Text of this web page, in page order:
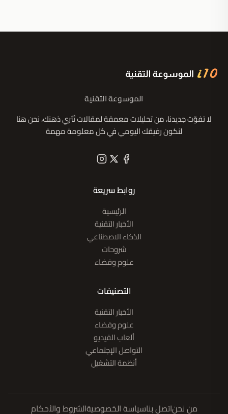
الموسوعة التقنية
لا تفوّت جديدنا، من تحليلات معمقة لمقالات تُثري ذهنك، نحن هنا
لنكون رفيقك اليومي في كل معلومة مهمة
روابط سريعة
الرئيسية
الأخبار التقنية
الذكاء الاصطناعي
شروحات
علوم وفضاء
التصنيفات
الأخبار التقنية
علوم وفضاء
ألعاب الفيديو
التواصل الإجتماعي
أنظمة التشغيل
من نحناتصل بناسياسة الخصوصيةالشروط والأحكام